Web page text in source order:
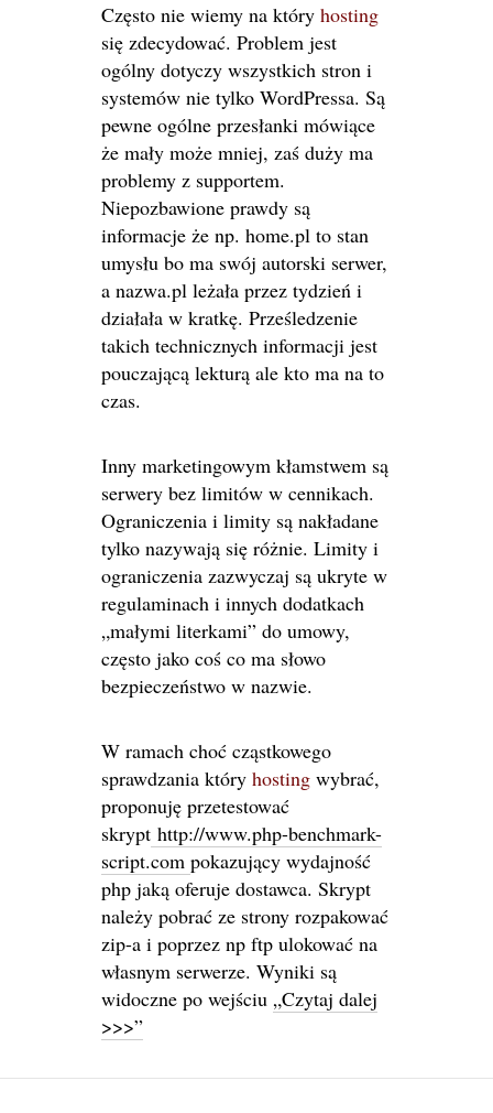
Często nie wiemy na który hosting
się zdecydować. Problem jest
ogólny dotyczy wszystkich stron i
systemów nie tylko WordPressa. Są
pewne ogólne przesłanki mówiące
że mały może mniej, zaś duży ma
problemy z supportem.
Niepozbawione prawdy są
informacje że np. home.pl to stan
umysłu bo ma swój autorski serwer,
a nazwa.pl leżała przez tydzień i
działała w kratkę. Prześledzenie
takich technicznych informacji jest
pouczającą lekturą ale kto ma na to
czas.
Inny marketingowym kłamstwem są
serwery bez limitów w cennikach.
Ograniczenia i limity są nakładane
tylko nazywają się różnie. Limity i
ograniczenia zazwyczaj są ukryte w
regulaminach i innych dodatkach
„małymi literkami” do umowy,
często jako coś co ma słowo
bezpieczeństwo w nazwie.
W ramach choć cząstkowego
sprawdzania który hosting wybrać,
proponuję przetestować
skrypt http://www.php-benchmark-
script.com pokazujący wydajność
php jaką oferuje dostawca. Skrypt
należy pobrać ze strony rozpakować
zip-a i poprzez np ftp ulokować na
własnym serwerze. Wyniki są
widoczne po wejściu „Czytaj dalej
>>>”